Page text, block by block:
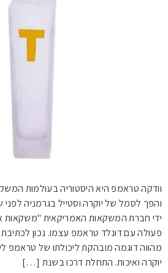
וודקה טראמפ היא היסטוריה בעולמות
והפך לסמל של יוקרה וסטייל בגרמניה
ידי חברת המשקאות האמריקאית "משקאות
פעולה עם דונלד טראמפ עצמו. נכון
מהווה דוגמה מובהקת ליכולתו של טראמפ
יוקרה ואיכות. התחלת דרכו בשנת […]